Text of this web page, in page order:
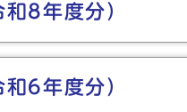
8年度分）
6年度分）